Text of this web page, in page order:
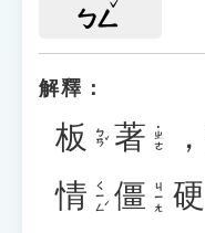
ㄅㄥ
解釋：
板 ㄅㄢˇ 著 ˙ㄓㄜ ，
情 ㄑㄧㄥˊ 僵 ㄐㄧㄤ 硬